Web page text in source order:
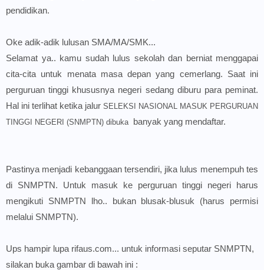
pendidikan.
Oke adik-adik lulusan SMA/MA/SMK...
Selamat ya.. kamu sudah lulus sekolah dan berniat menggapai
cita-cita untuk menata masa depan yang cemerlang. Saat ini
perguruan tinggi khususnya negeri sedang diburu para peminat.
Hal ini terlihat ketika jalur SELEKSI NASIONAL MASUK PERGURUAN
TINGGI NEGERI (SNMPTN) dibuka banyak yang mendaftar.
Pastinya menjadi kebanggaan tersendiri, jika lulus menempuh tes
di SNMPTN. Untuk masuk ke perguruan tinggi negeri harus
mengikuti SNMPTN lho.. bukan blusak-blusuk (harus permisi
melalui SNMPTN).
Ups hampir lupa rifaus.com... untuk informasi seputar SNMPTN,
silakan buka gambar di bawah ini :